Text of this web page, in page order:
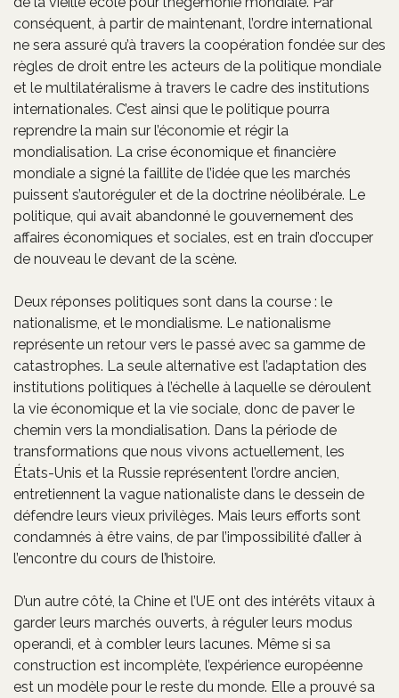
conséquent, à partir de maintenant, l’ordre international
ne sera assuré qu’à travers la coopération fondée sur des
règles de droit entre les acteurs de la politique mondiale
et le multilatéralisme à travers le cadre des institutions
internationales. C’est ainsi que le politique pourra
reprendre la main sur l’économie et régir la
mondialisation. La crise économique et financière
mondiale a signé la faillite de l’idée que les marchés
puissent s’autoréguler et de la doctrine néolibérale. Le
politique, qui avait abandonné le gouvernement des
affaires économiques et sociales, est en train d’occuper
de nouveau le devant de la scène.
Deux réponses politiques sont dans la course : le
nationalisme, et le mondialisme. Le nationalisme
représente un retour vers le passé avec sa gamme de
catastrophes. La seule alternative est l’adaptation des
institutions politiques à l’échelle à laquelle se déroulent
la vie économique et la vie sociale, donc de paver le
chemin vers la mondialisation. Dans la période de
transformations que nous vivons actuellement, les
États-Unis et la Russie représentent l’ordre ancien,
entretiennent la vague nationaliste dans le dessein de
défendre leurs vieux privilèges. Mais leurs efforts sont
condamnés à être vains, de par l’impossibilité d’aller à
l’encontre du cours de l’histoire.
D’un autre côté, la Chine et l’UE ont des intérêts vitaux à
garder leurs marchés ouverts, à réguler leurs modus
operandi, et à combler leurs lacunes. Même si sa
construction est incomplète, l’expérience européenne
est un modèle pour le reste du monde. Elle a prouvé sa